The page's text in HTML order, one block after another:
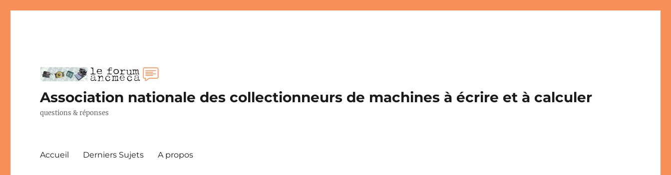
Association nationale des collectionneurs de machines à écrire et à calculer
questions & réponses
Accueil Derniers Sujets A propos